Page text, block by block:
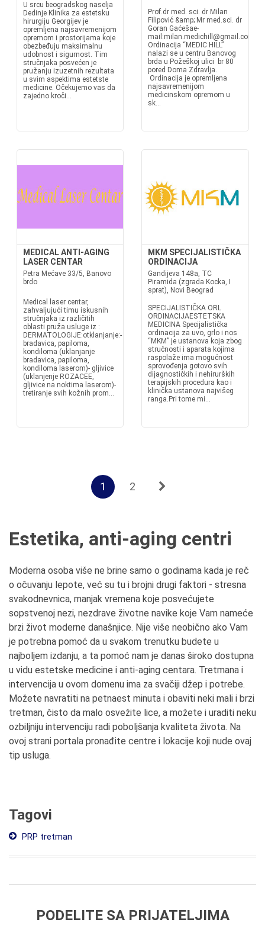
U srcu beogradskog naselja
Dedinje Klinika za estetsku
hirurgiju Georgijev je
opremljena najsavremenijom
opremom i prostorijama koje
obezbeđuju maksimalnu
udobnost i sigurnost. Tim
stručnjaka posvećen je
pružanju izuzetnih rezultata
u svim aspektima estetste
medicine. Očekujemo vas da
zajedno kroči...
Prof.dr med. sci. dr Milan
Filipović &amp; Mr med.sci. dr
Goran Gaćešae-
mail:milan.medichill@gmail.com,
Ordinacija “MEDIC HILL”
nalazi se u centru Banovog
brda u Požeškoj ulici br 80
pored Doma Zdravlja.
Ordinacija je opremljena
najsavremenijom
medicinskom opremom u
sk...
MEDICAL ANTI-AGING
LASER CENTAR
Petra Mećave 33/5, Banovo
brdo
Medical laser centar,
zahvaljujući timu iskusnih
stručnjaka iz različitih
oblasti pruža usluge iz :
DERMATOLOGIJE:otklanjanje:-
bradavica, papiloma,
kondiloma (uklanjanje
bradavica, papiloma,
kondiloma laserom)- gljivice
(uklanjenje ROZACEE,
gljivice na noktima laserom)-
tretiranje svih kožnih prom...
MKM SPECIJALISTIČKA
ORDINACIJA
Gandijeva 148a, TC
Piramida (zgrada Kocka, I
sprat), Novi Beograd
SPECIJALISTIČKA ORL
ORDINACIJAESTETSKA
MEDICINA Specijalistička
ordinacija za uvo, grlo i nos
“MKM” je ustanova koja zbog
stručnosti i aparata kojima
raspolaže ima mogućnost
sprovođenja gotovo svih
dijagnostičkih i nehirurških
terapijskih procedura kao i
klinička ustanova najvišeg
ranga.Pri tome mi...
1 2
Estetika, anti-aging centri
Moderna osoba više ne brine samo o godinama kada je reč
o očuvanju lepote, već su tu i brojni drugi faktori - stresna
svakodnevnica, manjak vremena koje posvećujete
sopstvenoj nezi, nezdrave životne navike koje Vam nameće
brzi život moderne današnjice. Nije više neobično ako Vam
je potrebna pomoć da u svakom trenutku budete u
najboljem izdanju, a ta pomoć nam je danas široko dostupna
u vidu estetske medicine i anti-aging centara. Tretmana i
intervencija u ovom domenu ima za svačiji džep i potrebe.
Možete navratiti na petnaest minuta i obaviti neki mali i brzi
tretman, čisto da malo osvežite lice, a možete i uraditi neku
ozbiljniju intervenciju radi poboljšanja kvaliteta života. Na
ovoj strani portala pronađite centre i lokacije koji nude ovaj
tip usluga.
Tagovi
PRP tretman
PODELITE SA PRIJATELJIMA